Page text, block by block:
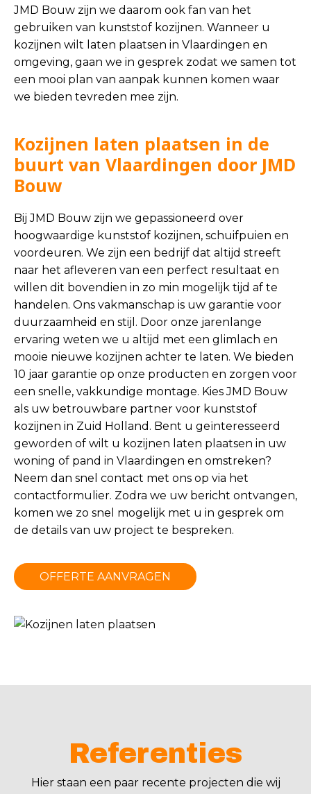
JMD Bouw zijn we daarom ook fan van het
gebruiken van kunststof kozijnen. Wanneer u
kozijnen wilt laten plaatsen in Vlaardingen en
omgeving, gaan we in gesprek zodat we samen tot
een mooi plan van aanpak kunnen komen waar
we bieden tevreden mee zijn.
Kozijnen laten plaatsen in de
buurt van Vlaardingen door JMD
Bouw
Bij JMD Bouw zijn we gepassioneerd over
hoogwaardige kunststof kozijnen, schuifpuien en
voordeuren. We zijn een bedrijf dat altijd streeft
naar het afleveren van een perfect resultaat en
willen dit bovendien in zo min mogelijk tijd af te
handelen. Ons vakmanschap is uw garantie voor
duurzaamheid en stijl. Door onze jarenlange
ervaring weten we u altijd met een glimlach en
mooie nieuwe kozijnen achter te laten. We bieden
10 jaar garantie op onze producten en zorgen voor
een snelle, vakkundige montage. Kies JMD Bouw
als uw betrouwbare partner voor kunststof
kozijnen in Zuid Holland. Bent u geïnteresseerd
geworden of wilt u kozijnen laten plaatsen in uw
woning of pand in Vlaardingen en omstreken?
Neem dan snel contact met ons op via het
contactformulier. Zodra we uw bericht ontvangen,
komen we zo snel mogelijk met u in gesprek om
de details van uw project te bespreken.
OFFERTE AANVRAGEN
Referenties
Hier staan een paar recente projecten die wij